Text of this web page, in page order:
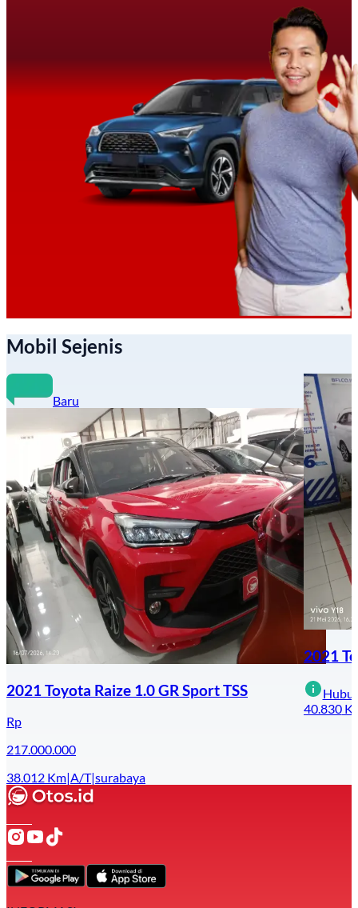
Mobil Sejenis
Baru
2021 Toyota Raize 1.0 GR Sport TSS
Rp
217.000.000
38.012 Km|A/T|surabaya
2021
40.830